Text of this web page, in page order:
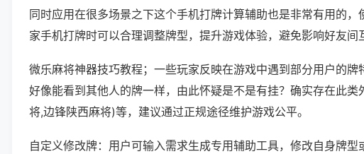
同时应用在很多场景之下这个手机打牌计算辅助也是非常有用的
家手机打牌时可以合理调整牌型，提升游戏体验，避免影响好友间
微乐麻将神器技巧教程；一些玩家反映在游戏中遇到部分用户的牌
好像能看到其他人的牌一样，由此怀疑是不是有挂？确实存在此
将,边锋陕西麻将)等，建议通过正规途径维护游戏公平。
自定义修改牌：用户可输入需求生成专用辅助工具，修改自身牌型